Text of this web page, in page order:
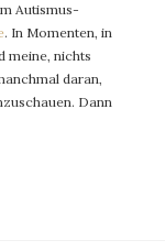
Autismus-
. In Momenten, in
meine, nichts
daran,
Dann